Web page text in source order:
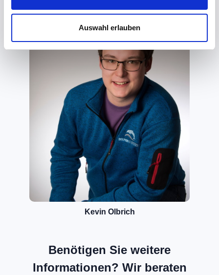
Auswahl erlauben
Kevin Olbrich
Benötigen Sie weitere
Informationen? Wir beraten